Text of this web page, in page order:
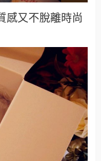
感又不脫離時尚